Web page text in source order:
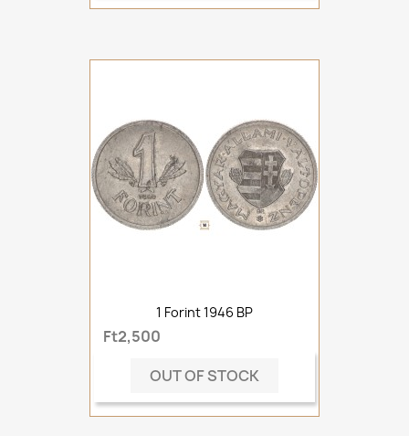
1 Forint 1946 BP
Ft2,500
OUT OF STOCK